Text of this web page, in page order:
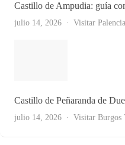
Castillo de Ampudia: guía
julio 14, 2026 Visitar Palencia
Castillo de Peñaranda de
julio 14, 2026 Visitar Burgos
Ver Todas